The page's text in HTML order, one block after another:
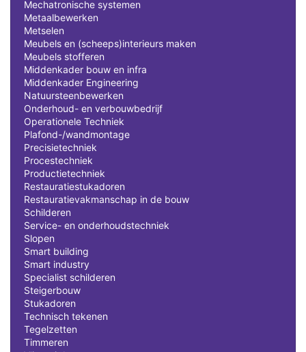
Mechatronische systemen
Metaalbewerken
Metselen
Meubels en (scheeps)interieurs maken
Meubels stofferen
Middenkader bouw en infra
Middenkader Engineering
Natuursteenbewerken
Onderhoud- en verbouwbedrijf
Operationele Techniek
Plafond-/wandmontage
Precisietechniek
Procestechniek
Productietechniek
Restauratiestukadoren
Restauratievakmanschap in de bouw
Schilderen
Service- en onderhoudstechniek
Slopen
Smart building
Smart industry
Specialist schilderen
Steigerbouw
Stukadoren
Technisch tekenen
Tegelzetten
Timmeren